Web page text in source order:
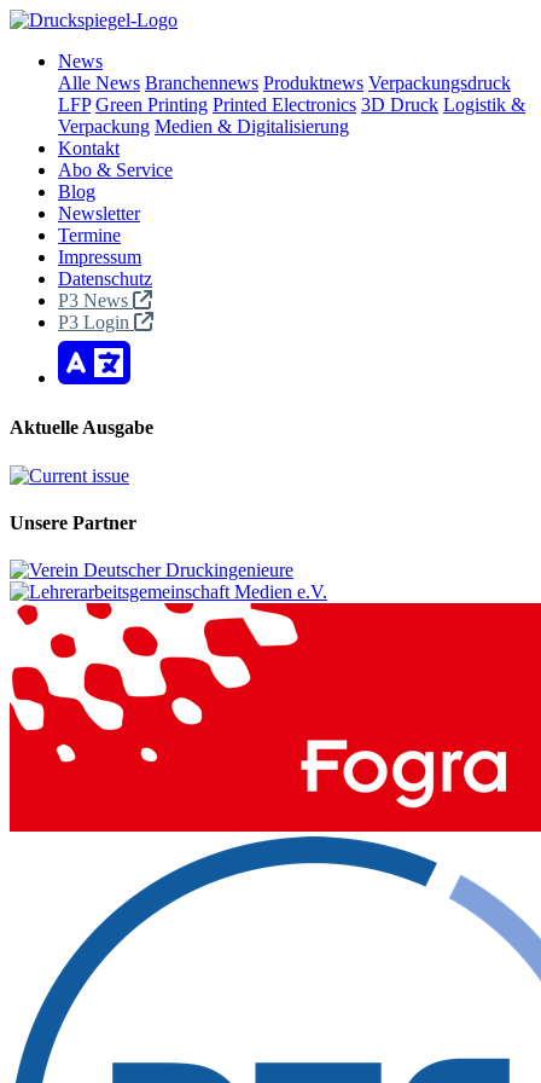
News
Alle News Branchennews Produktnews Verpackungsdruck
LFP Green Printing Printed Electronics 3D Druck Logistik &
Verpackung Medien & Digitalisierung
Kontakt
Abo & Service
Blog
Newsletter
Termine
Impressum
Datenschutz
P3 News
P3 Login
Aktuelle Ausgabe
Unsere Partner